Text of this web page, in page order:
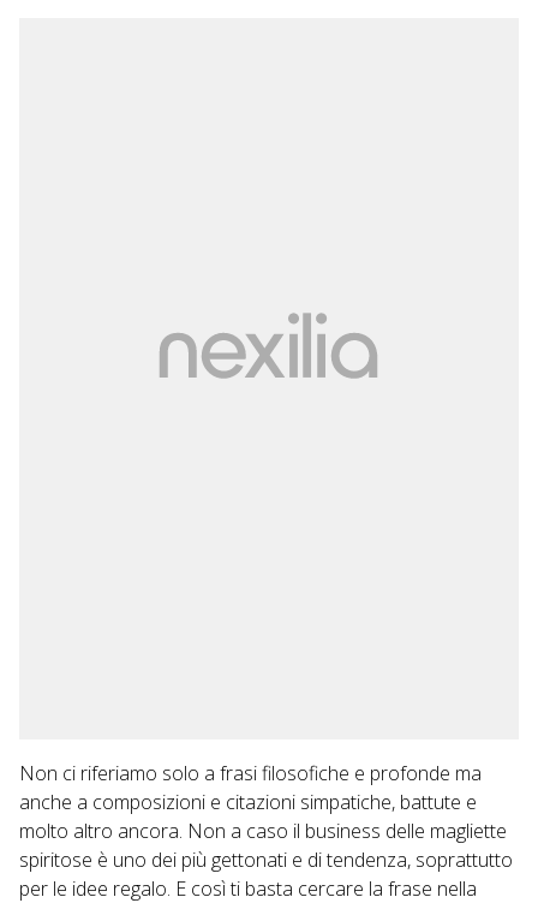
Non ci riferiamo solo a frasi filosofiche e profonde ma
anche a composizioni e citazioni simpatiche, battute e
molto altro ancora. Non a caso il business delle magliette
spiritose è uno dei più gettonati e di tendenza, soprattutto
per le idee regalo. E così ti basta cercare la frase nella